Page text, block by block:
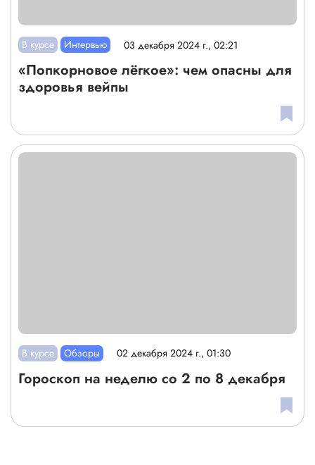
В курсе Интервью 03 декабря 2024 г., 02:21
«Попкорновое лёгкое»: чем опасны для
здоровья вейпы
В курсе Обзоры 02 декабря 2024 г., 01:30
Гороскоп на неделю со 2 по 8 декабря